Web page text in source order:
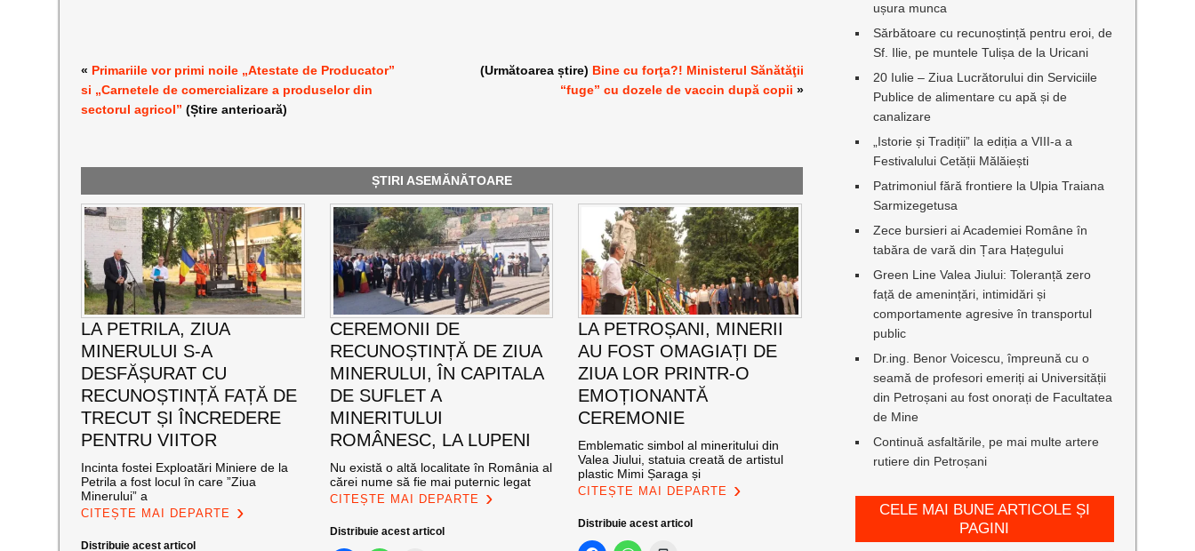
« Primariile vor primi noile „Atestate de Producator”
si „Carnetele de comercializare a produselor din
sectorul agricol” (Știre anterioară)
(Următoarea știre) Bine cu forţa?! Ministerul Sănătăţii
“fuge” cu dozele de vaccin după copii »
ȘTIRI ASEMĂNĂTOARE
LA PETRILA, ZIUA
MINERULUI S-A
DESFĂȘURAT CU
RECUNOȘTINȚĂ FAȚĂ DE
TRECUT ȘI ÎNCREDERE
PENTRU VIITOR
Incinta fostei Exploatări Miniere de la
Petrila a fost locul în care ”Ziua
Minerului” a
CITEȘTE MAI DEPARTE
Distribuie acest articol
CEREMONII DE
RECUNOȘTINȚĂ DE ZIUA
MINERULUI, ÎN CAPITALA
DE SUFLET A
MINERITULUI
ROMÂNESC, LA LUPENI
Nu există o altă localitate în România al
cărei nume să fie mai puternic legat
CITEȘTE MAI DEPARTE
Distribuie acest articol
LA PETROȘANI, MINERII
AU FOST OMAGIAȚI DE
ZIUA LOR PRINTR-O
EMOȚIONANTĂ
CEREMONIE
Emblematic simbol al mineritului din
Valea Jiului, statuia creată de artistul
plastic Mimi Șaraga și
CITEȘTE MAI DEPARTE
Distribuie acest articol
ușura munca
Sărbătoare cu recunoștință pentru eroi, de
Sf. Ilie, pe muntele Tulișa de la Uricani
20 Iulie – Ziua Lucrătorului din Serviciile
Publice de alimentare cu apă și de
canalizare
„Istorie și Tradiții” la ediția a VIII-a a
Festivalului Cetății Mălăiești
Patrimoniul fără frontiere la Ulpia Traiana
Sarmizegetusa
Zece bursieri ai Academiei Române în
tabăra de vară din Țara Hațegului
Green Line Valea Jiului: Toleranță zero
față de amenințări, intimidări și
comportamente agresive în transportul
public
Dr.ing. Benor Voicescu, împreună cu o
seamă de profesori emeriți ai Universității
din Petroșani au fost onorați de Facultatea
de Mine
Continuă asfaltările, pe mai multe artere
rutiere din Petroșani
CELE MAI BUNE ARTICOLE ȘI
PAGINI